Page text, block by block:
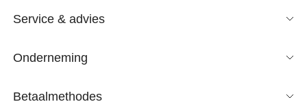
Service & advies
Onderneming
Betaalmethodes